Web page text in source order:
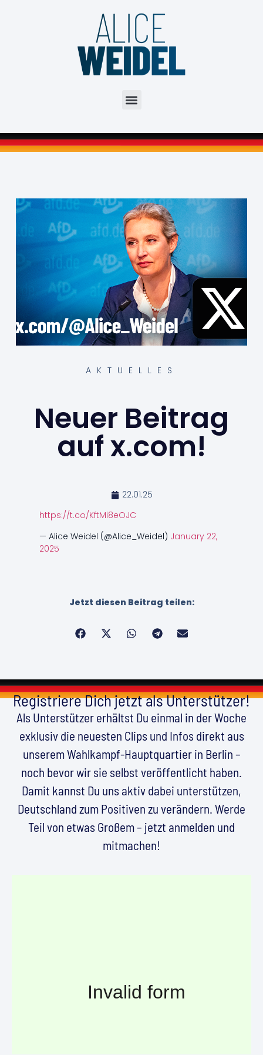
AKTUELLES
Neuer Beitrag
auf x.com!
22.01.25
https://t.co/KftMi8eOJC
— Alice Weidel (@Alice_Weidel) January 22,
2025
Jetzt diesen Beitrag teilen:
Registriere Dich jetzt als Unterstützer!
Als Unterstützer erhältst Du einmal in der Woche
exklusiv die neuesten Clips und Infos direkt aus
unserem Wahlkampf-Hauptquartier in Berlin –
noch bevor wir sie selbst veröffentlicht haben.
Damit kannst Du uns aktiv dabei unterstützen,
Deutschland zum Positiven zu verändern. Werde
Teil von etwas Großem – jetzt anmelden und
mitmachen!